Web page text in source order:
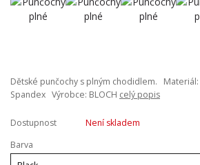
Dětské punčochy s plným chodidlem. Materiál:
Spandex Výrobce: BLOCH celý popis
Dostupnost
Není skladem
Barva